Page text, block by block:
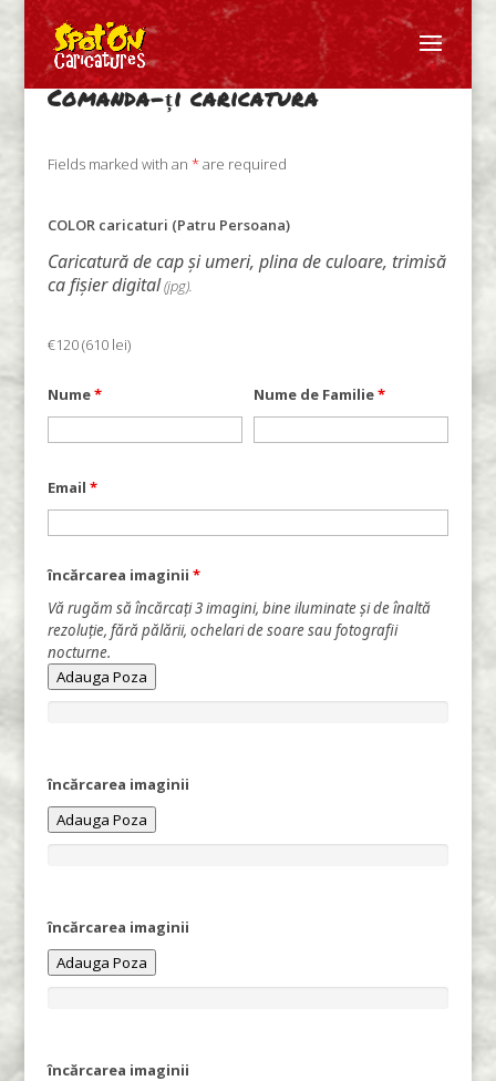
Comanda-ți caricatura
Fields marked with an *are required
COLOR caricaturi (Patru Persoana)
Caricatură de cap și umeri, plina de culoare, trimisă
ca fișier digital(jpg).
€120 (610 lei)
Nume* Nume de Familie*
Email *
încărcarea imaginii *
Adauga Poza
Vă rugăm să încărcați 3 imagini, bine iluminate și de înaltă
rezoluție, fără pălării, ochelari de soare sau fotografii
nocturne.
încărcarea imaginii
Adauga Poza
încărcarea imaginii
Adauga Poza
încărcarea imaginii